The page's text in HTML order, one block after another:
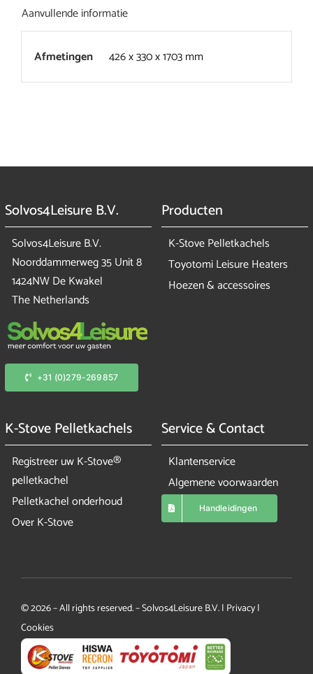
Aanvullende informatie
Afmetingen 426 x 330 x 1703 mm
Solvos4Leisure B.V.
Solvos4Leisure B.V.
Noorddammerweg 35 Unit 8
1424NW De Kwakel
The Netherlands
+31 (0)279-269857
Producten
K-Stove Pelletkachels
Toyotomi Leisure Heaters
Hoezen & accessoires
K-Stove Pelletkachels
Registreer uw K-Stove®
pelletkachel
Pelletkachel onderhoud
Over K-Stove
Service & Contact
Klantenservice
Algemene voorwaarden
Handleidingen
© 2026 – All rights reserved. – Solvos4Leisure B.V.| Privacy|
Cookies